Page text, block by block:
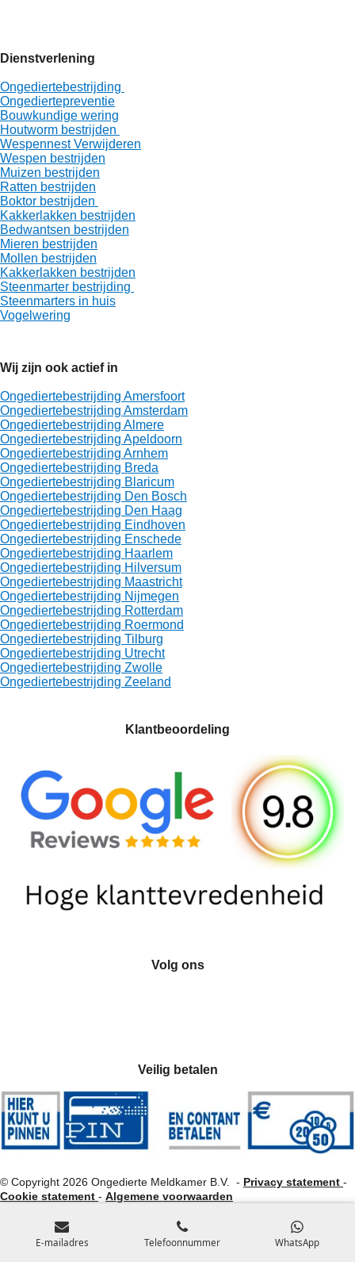
Dienstverlening
Ongediertebestrijding
Ongediertepreventie
Bouwkundige wering
Houtworm bestrijden
Wespennest Verwijderen
Wespen bestrijden
Muizen bestrijden
Ratten bestrijden
Boktor bestrijden
Kakkerlakken bestrijden
Bedwantsen bestrijden
Mieren bestrijden
Mollen bestrijden
Kakkerlakken bestrijden
Steenmarter bestrijding
Steenmarters in huis
Vogelwering
Wij zijn ook actief in
Ongediertebestrijding Amersfoort
Ongediertebestrijding Amsterdam
Ongediertebestrijding Almere
Ongediertebestrijding Apeldoorn
Ongediertebestrijding Arnhem
Ongediertebestrijding Breda
Ongediertebestrijding Blaricum
Ongediertebestrijding Den Bosch
Ongediertebestrijding Den Haag
Ongediertebestrijding Eindhoven
Ongediertebestrijding Enschede
Ongediertebestrijding Haarlem
Ongediertebestrijding Hilversum
Ongediertebestrijding Maastricht
Ongediertebestrijding Nijmegen
Ongediertebestrijding Rotterdam
Ongediertebestrijding Roermond
Ongediertebestrijding Tilburg
Ongediertebestrijding Utrecht
Ongediertebestrijding Zwolle
Ongediertebestrijding Zeeland
Klantbeoordeling
Volg ons
t
T
b
e
Veilig betalen
© Copyright 2026 Ongedierte Meldkamer B.V. - Privacy statement -
Cookie statement - Algemene voorwaarden
E-mailadres Telefoonnummer WhatsApp